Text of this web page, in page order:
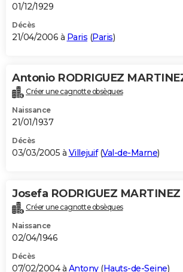
01/12/1929
Décès
21/04/2006 à Paris (Paris)
Antonio RODRIGUEZ
Créer une cagnotte obsèques
Naissance
21/01/1937
Décès
03/03/2005 à Villejuif(Val-de-Marne)
Josefa RODRIGUEZ MARTINEZ
Créer une cagnotte obsèques
Naissance
02/04/1946
Décès
07/02/2004 à Antony(Hauts-de-Seine)